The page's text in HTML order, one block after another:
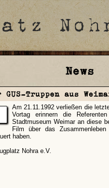
News
Truppen aus
Am 21.11.1992 verließen die
Vortag erinnern die
Stadtmuseum Weimar an diese
Film über das
haben.
Nohra e.V.